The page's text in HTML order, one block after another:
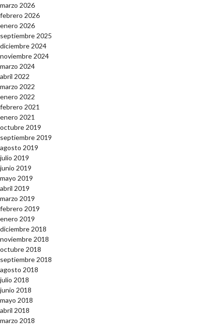
marzo 2026
febrero 2026
enero 2026
septiembre 2025
diciembre 2024
noviembre 2024
marzo 2024
abril 2022
marzo 2022
enero 2022
febrero 2021
enero 2021
octubre 2019
septiembre 2019
agosto 2019
julio 2019
junio 2019
mayo 2019
abril 2019
marzo 2019
febrero 2019
enero 2019
diciembre 2018
noviembre 2018
octubre 2018
septiembre 2018
agosto 2018
julio 2018
junio 2018
mayo 2018
abril 2018
marzo 2018